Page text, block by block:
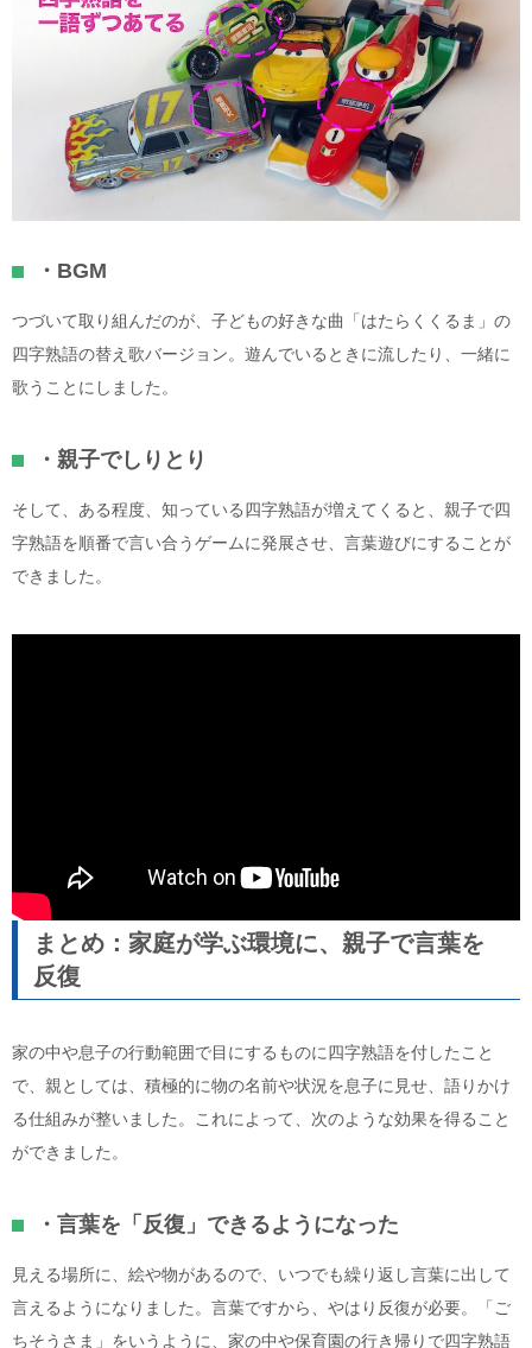
・BGM
つづいて取り組んだのが、子どもの好きな曲「はたらくくるま」の
四字熟語の替え歌バージョン。遊んでいるときに流したり、一緒に
歌うことにしました。
・親子でしりとり
そして、ある程度、知っている四字熟語が増えてくると、親子で四
字熟語を順番で言い合うゲームに発展させ、言葉遊びにすることが
できました。
まとめ：家庭が学ぶ環境に、親子で言葉を
反復
家の中や息子の行動範囲で目にするものに四字熟語を付したこと
で、親としては、積極的に物の名前や状況を息子に見せ、語りかけ
る仕組みが整いました。これによって、次のような効果を得ること
ができました。
・言葉を「反復」できるようになった
見える場所に、絵や物があるので、いつでも繰り返し言葉に出して
言えるようになりました。言葉ですから、やはり反復が必要。「ご
ちそうさま」をいうように、家の中や保育園の行き帰りで四字熟語